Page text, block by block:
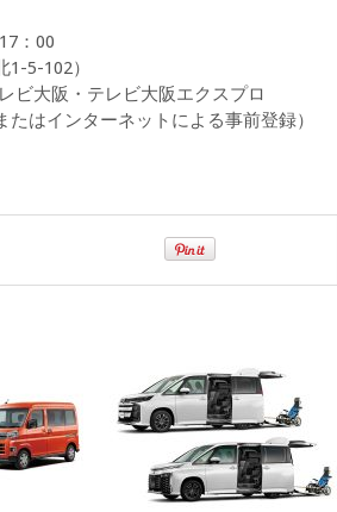
：00
5-102）
ビ大阪・テレビ大阪エクスプロ
はインターネットによる事前登録）